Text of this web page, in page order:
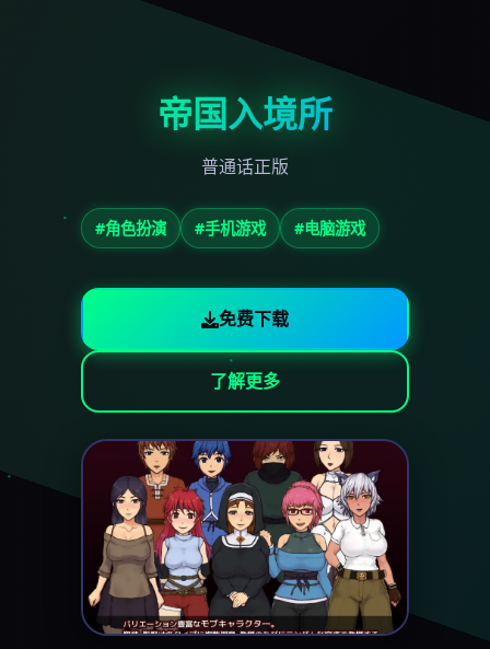
帝国入境所
普通话正版
#角色扮演 #手机游戏 #电脑游戏
免费下载
了解更多